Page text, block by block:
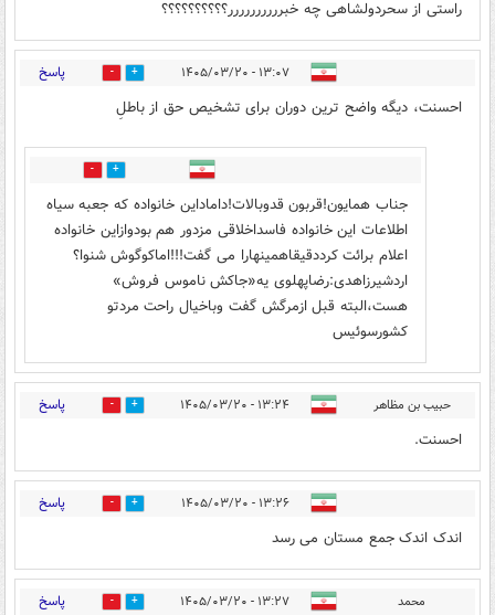
راستی از سحردولشاهی چه خبرررررررررر؟؟؟؟؟؟؟؟؟؟
۱۳:۰۷ - ۱۴۰۵/۰۳/۲۰ 30 پاسخ
احسنت، دیگه واضح ترین دوران برای تشخیص حق از باطلِ
4
جناب همایون!قربون قدوبالات!داماداین خانواده که جعبه سیاه
اطلاعات این خانواده فاسداخلاقی مزدور هم بودوازاین خانواده
اعلام برائت کرددقیقاهمینهارا می گفت!!!اماکوگوش شنوا؟
اردشیرزاهدی:رضاپهلوی یه«جاکش ناموس فروش»
هست،البته قبل ازمرگش گفت وباخیال راحت مردتو
کشورسوئیس
حبیب بن مظاهر ۱۳:۲۴ - ۱۴۰۵/۰۳/۲۰ 11 پاسخ
احسنت.
۱۳:۲۶ - ۱۴۰۵/۰۳/۲۰ 4 پاسخ
اندک اندک جمع مستان می رسد
محمد ۱۳:۲۷ - ۱۴۰۵/۰۳/۲۰ 13 پاسخ